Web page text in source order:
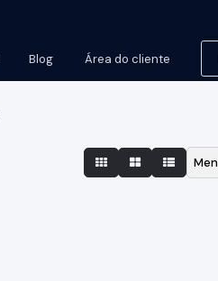
Área do cliente
Blog